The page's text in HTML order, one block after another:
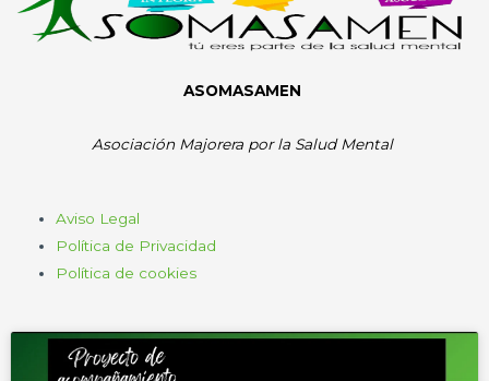
ASOMASAMEN
Asociación Majorera por la Salud Mental
Aviso Legal
Política de Privacidad
Política de cookies